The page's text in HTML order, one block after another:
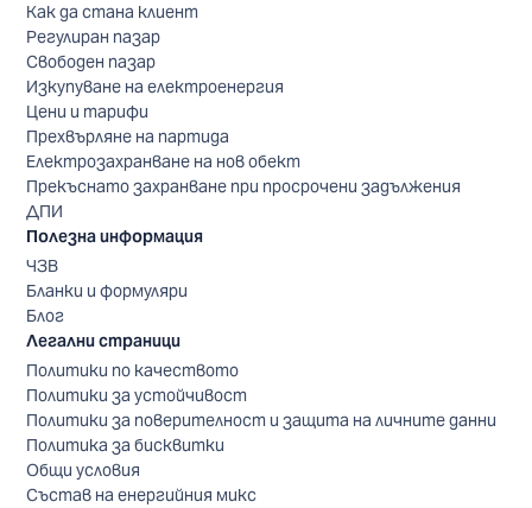
Как да стана клиент
Регулиран пазар
Свободен пазар
Изкупуване на електроенергия
Цени и тарифи
Прехвърляне на партида
Електрозахранване на нов обект
Прекъснато захранване при просрочени задължения
ДПИ
Полезна информация
ЧЗВ
Бланки и формуляри
Блог
Легални страници
Политики по качеството
Политики за устойчивост
Политики за поверителност и защита на личните данни
Политика за бисквитки
Общи условия
Състав на енергийния микс